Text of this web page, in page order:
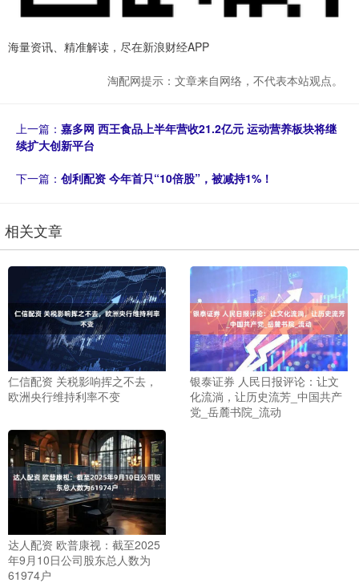
海量资讯、精准解读，尽在新浪财经APP
淘配网提示：文章来自网络，不代表本站观点。
上一篇： 嘉多网 西王食品上半年营收21.2亿元 运动营养板块将继
续扩大创新平台
下一篇： 创利配资 今年首只“10倍股”，被减持1%！
相关文章
仁信配资 关税影响挥之不去，
欧洲央行维持利率不变
银泰证券 人民日报评论：让文
化流淌，让历史流芳_中国共产
党_岳麓书院_流动
达人配资 欧普康视：截至2025
年9月10日公司股东总人数为
61974户